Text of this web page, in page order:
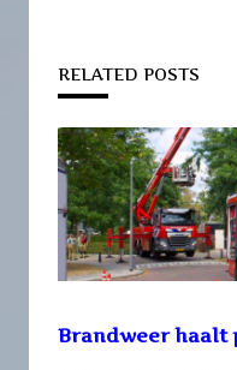
reader-
RELATED POSTS
Brandweer haalt